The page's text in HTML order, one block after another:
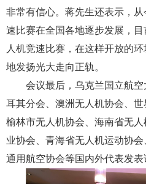
非常有信心。蒋先生还表示，
速比赛在全国各地逐步发展，
人机竞速比赛，在这样开放的
地发扬光大走向正轨。
会议最后，乌克兰国立航
耳其分会、澳洲无人机协会、世
榆林市无人机协会、海南省无
业协会、青海省无人机运动协
通用航空协会等国内外代表发表